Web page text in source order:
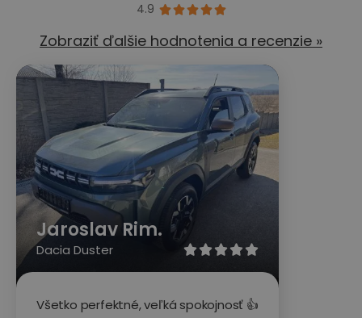
4.9 
Zobraziť ďalšie hodnotenia a recenzie »

Jaroslav Rim.
Dacia Duster
Všetko perfektné, veľká spokojnosť 👍